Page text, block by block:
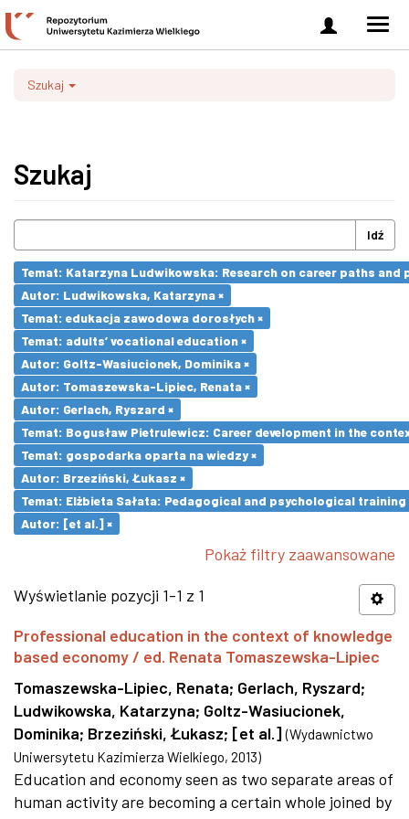
Zaloguj
się
Szukaj
Szukaj
Idź
Temat: Katarzyna Ludwikowska: Research on career paths
Autor: Ludwikowska, Katarzyna ×
Temat: edukacja zawodowa dorosłych ×
Temat: adults’ vocational education ×
Autor: Goltz-Wasiucionek, Dominika ×
Autor: Tomaszewska-Lipiec, Renata ×
Autor: Gerlach, Ryszard ×
Temat: Bogusław Pietrulewicz: Career development in the
Temat: gospodarka oparta na wiedzy ×
Autor: Brzeziński, Łukasz ×
Temat: Elżbieta Sałata: Pedagogical and psychological
Autor: [et al.] ×
Pokaż filtry zaawansowane
Wyświetlanie pozycji 1-1 z 1
Professional education in the context of knowledge
based economy / ed. Renata Tomaszewska-Lipiec
Tomaszewska-Lipiec, Renata; Gerlach, Ryszard;
Ludwikowska, Katarzyna; Goltz-Wasiucionek,
Dominika; Brzeziński, Łukasz; [et al.] (Wydawnictwo
Uniwersytetu Kazimierza Wielkiego, 2013)
Education and economy seen as two separate areas of
human activity are becoming a certain whole joined by